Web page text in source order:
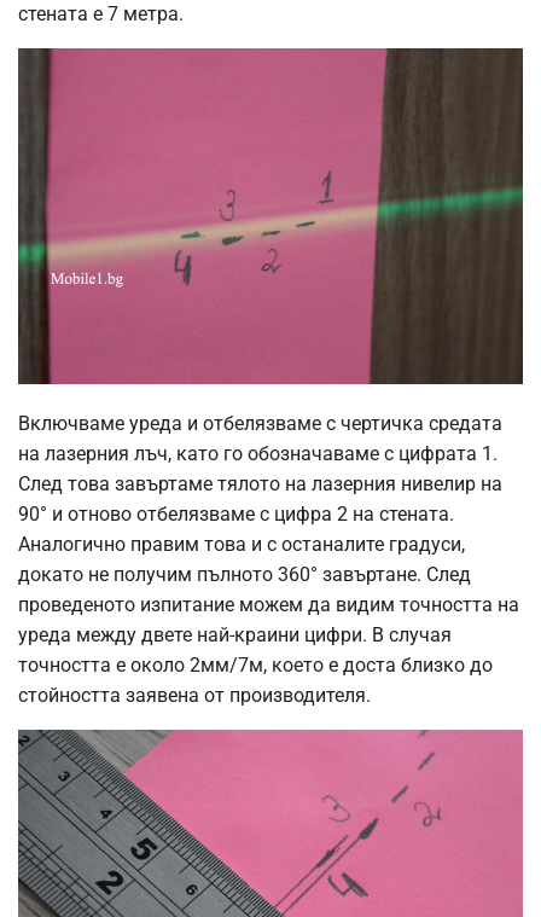
стената е 7 метра.
Включваме уреда и отбелязваме с чертичка средата
на лазерния лъч, като го обозначаваме с цифрата 1.
След това завъртаме тялото на лазерния нивелир на
90° и отново отбелязваме с цифра 2 на стената.
Аналогично правим това и с останалите градуси,
докато не получим пълното 360° завъртане. След
проведеното изпитание можем да видим точността на
уреда между двете най-краини цифри. В случая
точността е около 2мм/7м, което е доста близко до
стойността заявена от производителя.